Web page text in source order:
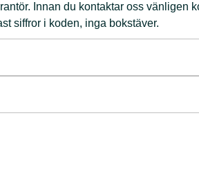
Innan du kontaktar oss vänligen
siffror i koden, inga bokstäver.